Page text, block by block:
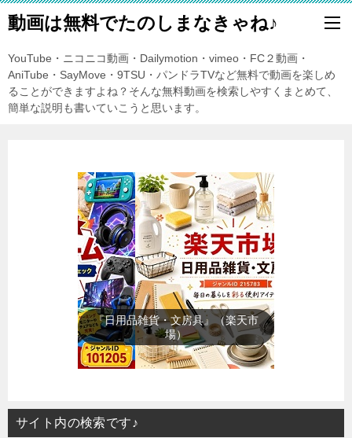
動画は無料でたのしまなきゃね♪
YouTube・ニコニコ動画・Dailymotion・vimeo・FC２動画・
AniTube・SayMove・9TSU・パンドラTVなど無料で動画を楽しめ
ることができますよね？そんな無料動画を検索しやすくまとめて、
簡単な説明も書いていこうと思います。
『日用品雑貨・文房具』（楽天市
場）
サイト内の検索です♪